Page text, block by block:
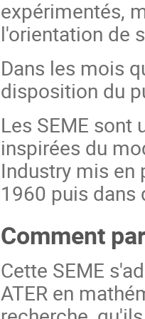
expérimentés,
l'orientation de
Dans les mois
disposition du
Les SEME sont
inspirées du
Industry mis en
1960 puis dans
Comment
Cette SEME
ATER en